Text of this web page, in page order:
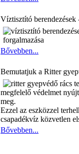
Víztisztító berendezések
Bővebben...
Bemutatjuk a Ritter
megfelelő védelmet
meg.
Ezzel az eszközzel
csapadékvíz közvetlen
Bővebben...